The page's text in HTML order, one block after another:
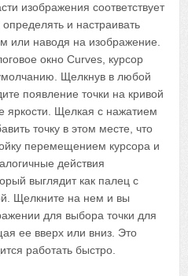
изображения соответствует
и настраивать
или наводя на изображение.
окно Curves, курсор
Щелкнув в любой
появление точки на кривой
яркости. Щелкая с нажатием
точку в этом месте, что
перемещением курсора и
действия
выглядит как палец с
Щелкните на нем и вы
для выбора точки для
ее вверх или вниз. Это
работать быстро.